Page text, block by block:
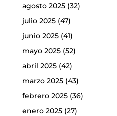
agosto 2025(32)
julio 2025(47)
junio 2025(41)
mayo 2025(52)
abril 2025(42)
marzo 2025(43)
febrero 2025(36)
enero 2025(27)